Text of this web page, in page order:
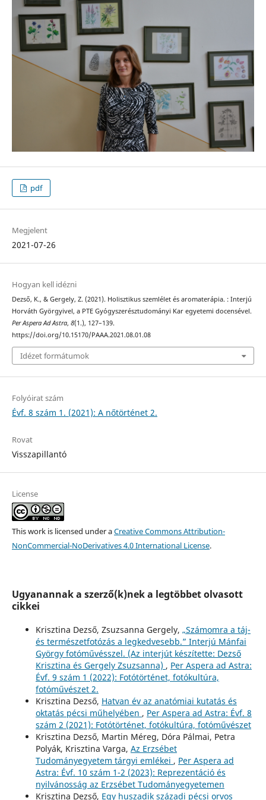
pdf
Megjelent
2021-07-26
Hogyan kell idézni
Dezső, K., & Gergely, Z. (2021). Holisztikus szemlélet és aromaterápia. : Interjú
Horváth Györgyivel, a PTE Gyógyszerésztudományi Kar egyetemi docensével.
Per Aspera Ad Astra, 8(1.), 127–139.
https://doi.org/10.15170/PAAA.2021.08.01.08
Idézet formátumok
Folyóirat szám
Évf. 8 szám 1. (2021): A nőtörténet 2.
Rovat
Visszapillantó
License
This work is licensed under aCreative Commons Attribution-
NonCommercial-NoDerivatives 4.0 International License.
Ugyanannak a szerző(k)nek a legtöbbet olvasott
cikkei
Krisztina Dezső, Zsuzsanna Gergely, „Számomra a táj-
és természetfotózás a legkedvesebb.” Interjú Mánfai
György fotóművésszel. (Az interjút készítette: Dezső
Krisztina és Gergely Zsuzsanna) , Per Aspera ad Astra:
Évf. 9 szám 1 (2022): Fotótörténet, fotókultúra,
fotóművészet 2.
Krisztina Dezső, Hatvan év az anatómiai kutatás és
oktatás pécsi műhelyében , Per Aspera ad Astra: Évf. 8
szám 2 (2021): Fotótörténet, fotókultúra, fotóművészet
Krisztina Dezső, Martin Méreg, Dóra Pálmai, Petra
Polyák, Krisztina Varga, Az Erzsébet
Tudományegyetem tárgyi emlékei , Per Aspera ad
Astra: Évf. 10 szám 1-2 (2023): Reprezentáció és
nyilvánosság az Erzsébet Tudományegyetemen
Krisztina Dezső, Egy huszadik századi pécsi orvos